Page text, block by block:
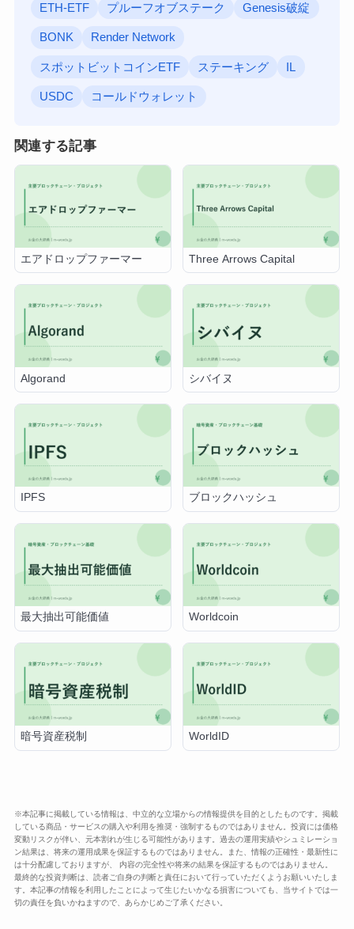
ETH-ETF プルーフオブステーク Genesis破綻
BONK Render Network
スポットビットコインETF ステーキング IL
USDC コールドウォレット
関連する記事
エアドロップファーマー Three Arrows Capital
Algorand シバイヌ
IPFS ブロックハッシュ
最大抽出可能価値 Worldcoin
暗号資産税制 WorldID
※本記事に掲載している情報は、中立的な立場からの情報提供を目的としたものです。掲載
している商品・サービスの購入や利用を推奨・強制するものではありません。投資には価格
変動リスクが伴い、元本割れが生じる可能性があります。過去の運用実績やシュミレーショ
ン結果は、将来の運用成果を保証するものではありません。また、情報の正確性・最新性に
は十分配慮しておりますが、 内容の完全性や将来の結果を保証するものではありません。
最終的な投資判断は、読者ご自身の判断と責任において行っていただくようお願いいたしま
す。本記事の情報を利用したことによって生じたいかなる損害についても、当サイトでは一
切の責任を負いかねますので、あらかじめご了承ください。